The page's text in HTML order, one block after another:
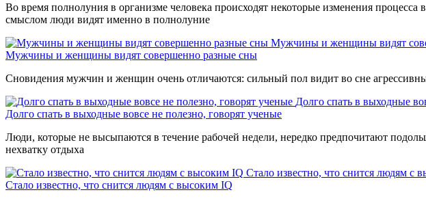
Во время полнолуния в организме человека происходят некоторые изменения
смыслом люди видят именно в полнолуние
Мужчины и женщины видят
Мужчины и женщины видят совершенно разные сны
Сновидения мужчин и женщин очень отличаются: сильный пол видит во сне
Долго спать в выходные
Долго спать в выходные вовсе не полезно, говорят ученые
Люди, которые не высыпаются в течение рабочей недели, нередко предпочитают
нехватку отдыха
Стало известно, что снится людям с
Стало известно, что снится людям с высоким IQ